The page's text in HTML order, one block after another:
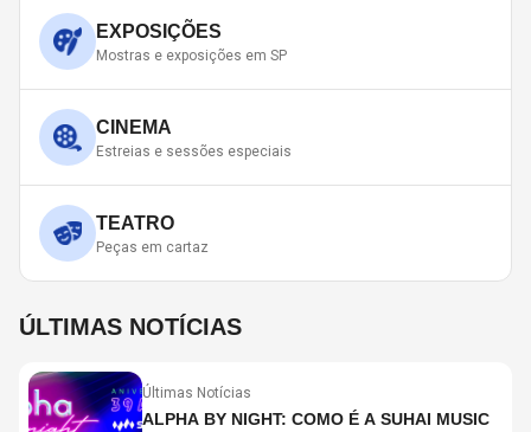
EXPOSIÇÕES
Mostras e exposições em SP
CINEMA
Estreias e sessões especiais
TEATRO
Peças em cartaz
ÚLTIMAS NOTÍCIAS
Últimas Notícias
ALPHA BY NIGHT: COMO É A SUHAI MUSIC